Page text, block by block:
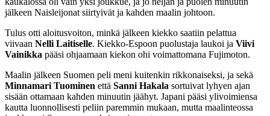
jälkeen Naisleijonat siirtyivät ja kahden maalin johtoon.
Tulus otti aloitusvoiton, minkä jälkeen kiekko saatiin pelattua
viivaan Nelli Laitiselle. Kiekko-Espoon puolustaja laukoi ja Viivi
Vainikka pääsi ohjaamaan kiekon ohi voimattomana Fujimoton.
Maalin jälkeen Suomen peli meni kuitenkin rikkonaiseksi, ja sekä
Minnamari Tuominen että Sanni Hakala sortuivat lyhyen ajan
sisään ottamaan kahden minuutin jäähyt. Japani pääsi ylivoimiensa
kautta luonnollisesti peliin paremmin mukaan, mutta maalinteossa